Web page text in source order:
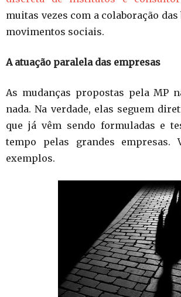
muitas vezes com a colaboração
movimentos sociais.
A atuação paralela das empresas
As mudanças propostas pela MP
nada. Na verdade, elas seguem
que já vêm sendo formuladas e
tempo pelas grandes empresas.
exemplos.